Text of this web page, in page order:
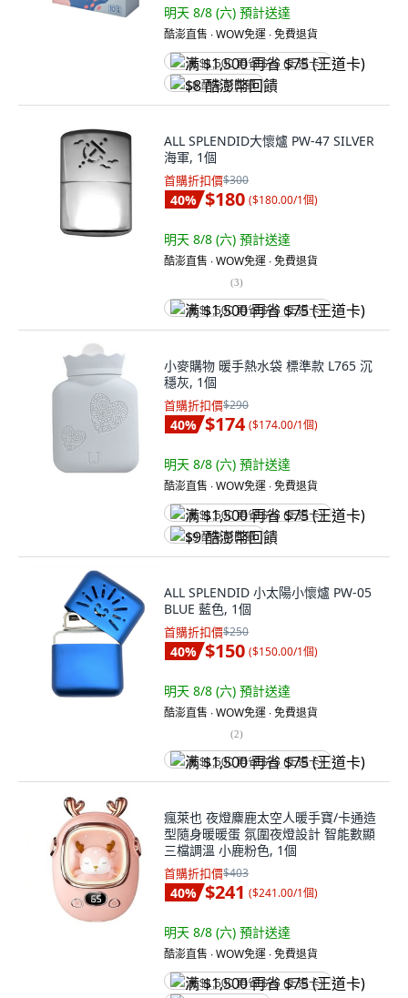
明天 8/8 (六) 預計送達
酷澎直售 ∙ WOW免運 ∙ 免費退貨
满 $1,500 再省 $75 (王道卡)
$8 酷澎幣回饋
ALL SPLENDID大懷爐 PW-47 SILVER
海軍, 1個
首購折扣價$300
40% $180 ($180.00/1個)
明天 8/8 (六) 預計送達
酷澎直售 ∙ WOW免運 ∙ 免費退貨
(3)
满 $1,500 再省 $75 (王道卡)
小麥購物 暖手熱水袋 標準款 L765 沉
穩灰, 1個
首購折扣價$290
40% $174 ($174.00/1個)
明天 8/8 (六) 預計送達
酷澎直售 ∙ WOW免運 ∙ 免費退貨
满 $1,500 再省 $75 (王道卡)
$9 酷澎幣回饋
ALL SPLENDID 小太陽小懷爐 PW-05
BLUE 藍色, 1個
首購折扣價$250
40% $150 ($150.00/1個)
明天 8/8 (六) 預計送達
酷澎直售 ∙ WOW免運 ∙ 免費退貨
(2)
满 $1,500 再省 $75 (王道卡)
瘋萊也 夜燈麋鹿太空人暖手寶/卡通造
型隨身暖暖蛋 氛圍夜燈設計 智能數顯
三檔調溫 小鹿粉色, 1個
首購折扣價$403
40% $241 ($241.00/1個)
明天 8/8 (六) 預計送達
酷澎直售 ∙ WOW免運 ∙ 免費退貨
满 $1,500 再省 $75 (王道卡)